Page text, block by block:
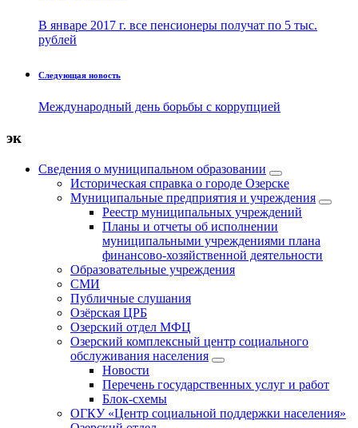
В январе 2017 г. все пенсионеры получат по 5 тыс.
рублей
Следующая новость
Международный день борьбы с коррупцией
эк
Сведения о муниципальном образовании
Историческая справка о городе Озерске
Муниципальные предприятия и учреждения
Реестр муниципальных учреждений
Планы и отчеты об исполнении
муниципальными учреждениями плана
финансово-хозяйственной деятельности
Образовательные учреждения
СМИ
Публичные слушания
Озёрская ЦРБ
Озерский отдел МФЦ
Озерский комплексный центр социального
обслуживания населения
Новости
Перечень государственных услуг и работ
Блок-схемы
ОГКУ «Центр социальной поддержки населения»